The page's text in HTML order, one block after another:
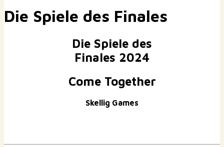
Die Spiele des Finales
Die Spiele des
Finales 2024
Come Together
Skellig Games